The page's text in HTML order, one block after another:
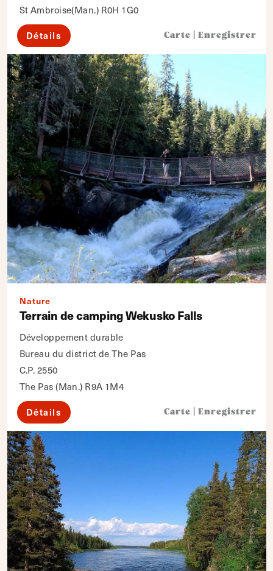
St Ambroise(Man.) R0H 1G0
Détails Carte Enregistrer
Nature
Terrain de camping Wekusko Falls
Développement durable
Bureau du district de The Pas
C.P. 2550
The Pas (Man.) R9A 1M4
Détails Carte Enregistrer